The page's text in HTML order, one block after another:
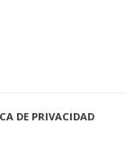
DE PRIVACIDAD